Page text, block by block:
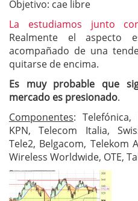
Objetivo: cae libre
La estudiamos junto
Realmente el aspecto
acompañado de una
quitarse de encima.
Es muy probable que
mercado es presionado.
Componentes: Telefónica,
KPN, Telecom Italia,
Tele2, Belgacom, Telekom
Wireless Worldwide, OTE,